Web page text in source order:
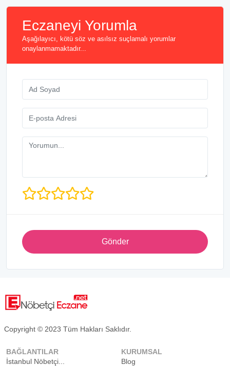
Eczaneyi Yorumla
Aşağılayıcı, kötü söz ve asılsız suçlamalı yorumlar
onaylanmamaktadır...
Gönder
Copyright © 2023 Tüm Hakları Saklıdır.
BAĞLANTILAR
İstanbul Nöbetçi...
KURUMSAL
Blog